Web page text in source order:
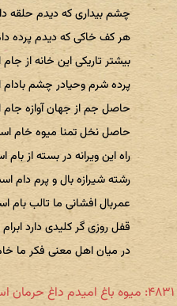
چشم بیداری که دیدم حلقه
هر کف خاکی که دیدم پرده
بیشتر تاریکی این خانه از
پرده شرم وحیادر چشم
حاصل جم از جهان آوازه
حاصل نخل تمنا میوه خام
راه این ویرانه در بسته از
رشته شیرازه بال و پرم دام
عمربال افشانی ما تالب
قفل روزی گر کلیدی دارد
در میان اهل معنی فکر ما